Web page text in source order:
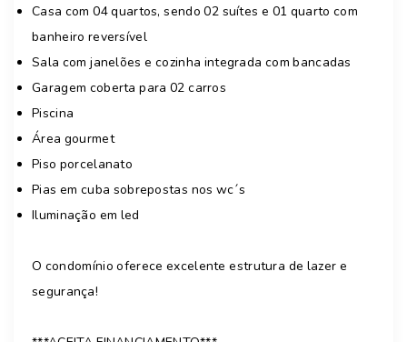
Casa com 04 quartos, sendo 02 suítes e 01 quarto com
banheiro reversível
Sala com janelões e cozinha integrada com bancadas
Garagem coberta para 02 carros
Piscina
Área gourmet
Piso porcelanato
Pias em cuba sobrepostas nos wc´s
Iluminação em led
O condomínio oferece excelente estrutura de lazer e
segurança!